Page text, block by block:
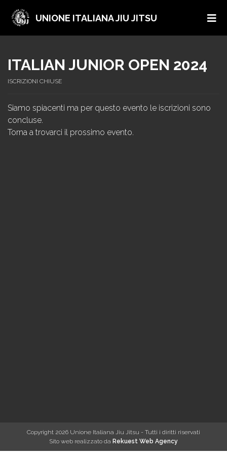
UNIONE ITALIANA JIU JITSU
ITALIAN JUNIOR OPEN 2024
ISCRIZIONI CHIUSE
Siamo spiacenti ma per questo evento le iscrizioni sono
concluse.
Torna a trovarci il prossimo evento.
Copyright 2026 Unione Italiana Jiu Jitsu - Tutti i diritti riservati
Sito web realizzato da Rekuest Web Agency